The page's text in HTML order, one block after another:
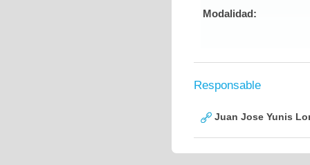
Modalidad:
Responsable
Juan Jose Yunis